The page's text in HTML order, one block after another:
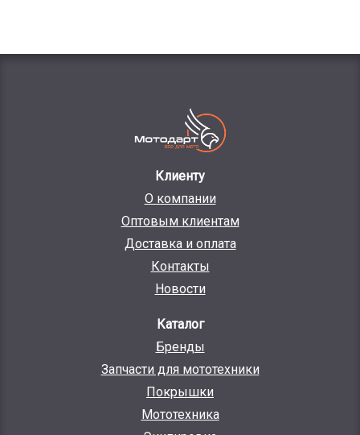
Клиенту
О компании
Оптовым клиентам
Доставка и оплата
Контакты
Новости
Каталог
Бренды
Запчасти для мототехники
Покрышки
Мототехника